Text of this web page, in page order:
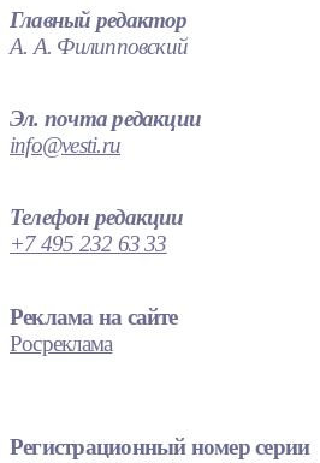
Главный редактор
А. А. Филипповский
Эл. почта редакции
info@vesti.ru
Телефон редакции
+7 495 232 63 33
Реклама на сайте
Росреклама
Регистрационный номер серии